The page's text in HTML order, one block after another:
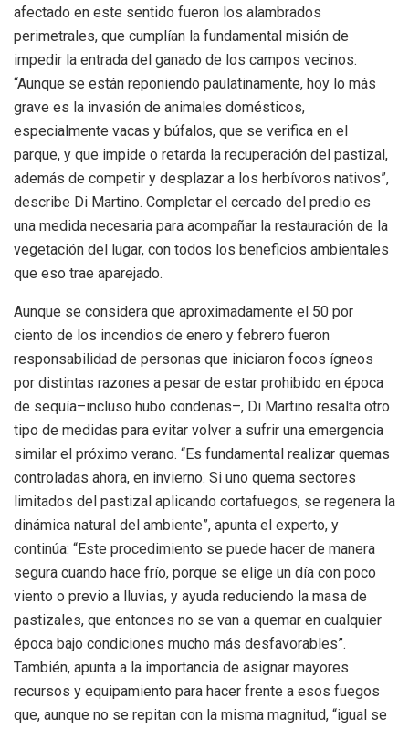
afectado en este sentido fueron los alambrados
perimetrales, que cumplían la fundamental misión de
impedir la entrada del ganado de los campos vecinos.
“Aunque se están reponiendo paulatinamente, hoy lo más
grave es la invasión de animales domésticos,
especialmente vacas y búfalos, que se verifica en el
parque, y que impide o retarda la recuperación del pastizal,
además de competir y desplazar a los herbívoros nativos”,
describe Di Martino. Completar el cercado del predio es
una medida necesaria para acompañar la restauración de la
vegetación del lugar, con todos los beneficios ambientales
que eso trae aparejado.
Aunque se considera que aproximadamente el 50 por
ciento de los incendios de enero y febrero fueron
responsabilidad de personas que iniciaron focos ígneos
por distintas razones a pesar de estar prohibido en época
de sequía–incluso hubo condenas–, Di Martino resalta otro
tipo de medidas para evitar volver a sufrir una emergencia
similar el próximo verano. “Es fundamental realizar quemas
controladas ahora, en invierno. Si uno quema sectores
limitados del pastizal aplicando cortafuegos, se regenera la
dinámica natural del ambiente”, apunta el experto, y
continúa: “Este procedimiento se puede hacer de manera
segura cuando hace frío, porque se elige un día con poco
viento o previo a lluvias, y ayuda reduciendo la masa de
pastizales, que entonces no se van a quemar en cualquier
época bajo condiciones mucho más desfavorables”.
También, apunta a la importancia de asignar mayores
recursos y equipamiento para hacer frente a esos fuegos
que, aunque no se repitan con la misma magnitud, “igual se